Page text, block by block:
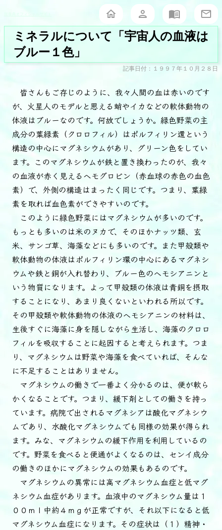
ミネラルについて「宇宙人の血液は
ブルー１色」
記事日付：１９９７年１０月２８日
皆さんもご存じのように、我々人間の血は赤いのです
が、火星人のモデルと思える蛸やイカなどの軟体動物の
体液はブルーなのです。何故でしょうか。緑色野菜の主
成分の葉緑素（クロロフィル）はポルフィリン還という
構造の中心にマグネシウムがあり、グリーン色をしてい
ます。このマグネシウムが鉄と置き換わったのが、我々
の血液が赤く見えるヘモグロビン（赤血球の赤色の血色
素）で、外側の構造はまったく同じです。つまり、葉緑
素を取れば血色素ができやすいのです。
このように緑色野菜にはマグネシウムが多いのです。
もっとも多いのは米のヌカで、そのほかナッツ類、玄
米、サンゴ草、海藻などにも多いのです。また甲殻類や
軟体動物の体液はポルフィリン環の中心にあるマグネシ
ウムや鉄と銅が入れ替わり、ブルー色のヘモシアニンと
いう物質になります。よって甲殻類の体液は青銅を摂取
することになり、あまり良くないといわれる所以です。
その甲殻類や軟体動物の体液のヘモシアニンの材料は、
生後すぐに海藻に身を隠しながら生活し、海藻のクロロ
フィルを吸収することに起因すると考えられます。つま
り、マグネシウムは野菜や海藻を食べていれば、そんな
に不足することはありません。
マグネシウムの働きで一番よく分かるのは、便が軟ら
かくなることです。つまり、緩下剤としての働きを持っ
ています。病院で出されるマグネシアは酸化マグネシウ
ムであり、水酸化マグネシウムでも同様の効果が得られ
ます。みな、マグネシウムの緩下作用を利用しているの
です。野菜を食べると便通がよくなるのは、センイ成分
の働きのほかにマグネシウムの効果もあるのです。
マグネシウムの異常には高マグネシウム血症と低マグ
ネシウム血症があります。血液中のマグネシウム量は１
００ｍｌ中約４ｍｇが正常ですが、それ以下になると低
マグネシウム血症になります。その症状は（１）精神・